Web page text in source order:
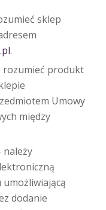
sklep
.
rozumieć produkt
Umowy
między
należy
dodanie